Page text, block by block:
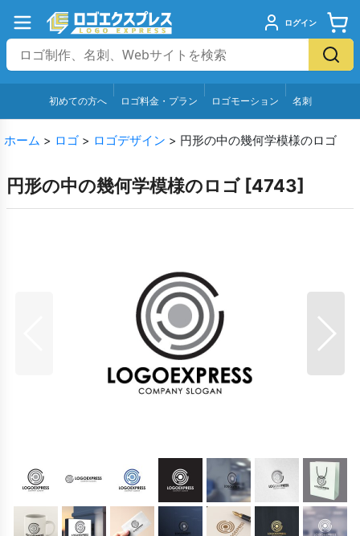
ログイン
初めての方へ ロゴ料金・プラン ロゴモーション 名刺
ホーム > ロゴ > ロゴデザイン > 円形の中の幾何学模様のロゴ
円形の中の幾何学模様のロゴ [4743]